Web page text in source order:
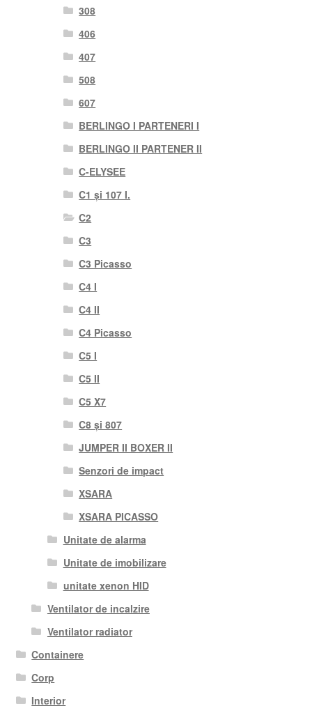
308
406
407
508
607
BERLINGO I PARTENERI I
BERLINGO II PARTENER II
C-ELYSEE
C1 și 107 I.
C2
C3
C3 Picasso
C4 I
C4 II
C4 Picasso
C5 I
C5 II
C5 X7
C8 și 807
JUMPER II BOXER II
Senzori de impact
XSARA
XSARA PICASSO
Unitate de alarma
Unitate de imobilizare
unitate xenon HID
Ventilator de incalzire
Ventilator radiator
Containere
Corp
Interior